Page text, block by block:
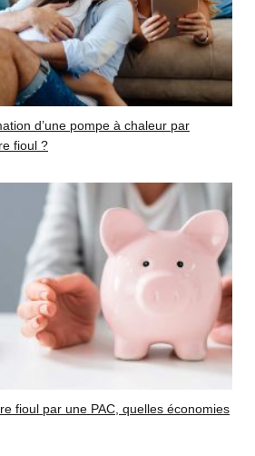
d’une pompe à chaleur par
fioul ?
fioul par une PAC, quelles économies